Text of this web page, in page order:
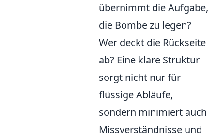
übernimmt die Aufgabe,
die Bombe zu legen?
Wer deckt die Rückseite
ab? Eine klare Struktur
sorgt nicht nur für
flüssige Abläufe,
sondern minimiert auch
Missverständnisse und